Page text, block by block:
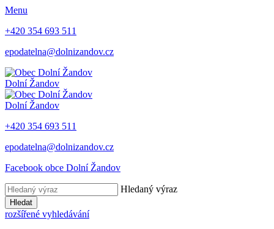
Menu
+420 354 693 511
epodatelna@dolnizandov.cz
Dolní Žandov
Dolní Žandov
+420 354 693 511
epodatelna@dolnizandov.cz
Facebook obce Dolní Žandov
Hledaný výraz
Hledat
rozšířené vyhledávání